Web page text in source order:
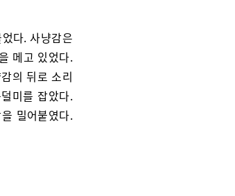
다. 사냥감은
메고 있었다.
의 뒤로 소리
미를 잡았다.
밀어붙였다.